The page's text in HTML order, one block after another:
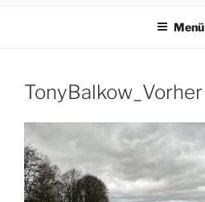
Menü
TonyBalkow_Vorher